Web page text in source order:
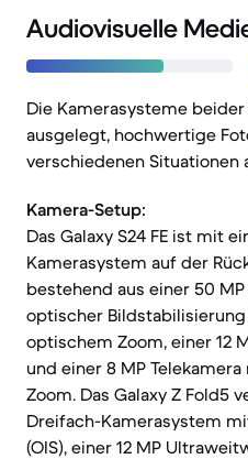
Audiovisuelle
Die Kamerasysteme
ausgelegt, hochwertige
verschiedenen Situationen
Kamera-Setup:
Das Galaxy S24 FE ist mit
Kamerasystem auf der
bestehend aus einer 50
optischer Bildstabilisierung
optischem Zoom, einer 12
und einer 8 MP
Zoom. Das Galaxy Z Fold5
Dreifach-Kamerasystem
(OIS), einer 12 MP